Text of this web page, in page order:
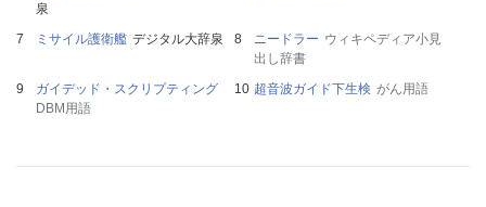
泉
ミサイル護衛艦 デジタル大辞泉 ニードラー ウィキペディア小見
出し辞書
ガイデッド・スクリプティング
DBM用語
超音波ガイド下生検 がん用語